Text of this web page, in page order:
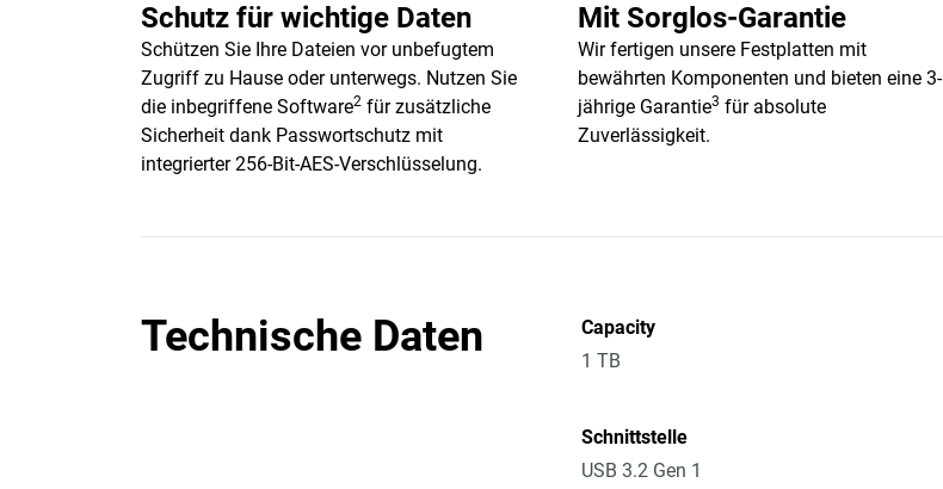
Schutz für wichtige Daten
Schützen Sie Ihre Dateien vor unbefugtem
Zugriff zu Hause oder unterwegs. Nutzen Sie
die inbegriffene Software2 für zusätzliche
Sicherheit dank Passwortschutz mit
integrierter 256-Bit-AES-Verschlüsselung.
Mit Sorglos-Garantie
Wir fertigen unsere Festplatten mit
bewährten Komponenten und bieten eine 3-
jährige Garantie3 für absolute
Zuverlässigkeit.
Technische Daten
Capacity
1 TB
Schnittstelle
USB 3.2 Gen 1